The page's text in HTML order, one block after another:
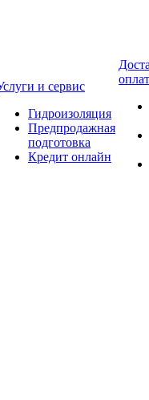
и сервис
Гидроизоляция
Предпродажная
подготовка
Кредит онлайн